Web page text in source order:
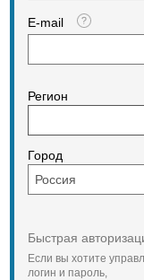
E-mail
Регион
Город
Быстрая
Если вы хотите
логин и пароль,